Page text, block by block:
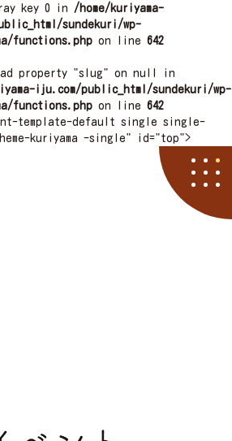
key 0 in /home/kuriyama-
sundekuri/wp-
functions.php on line 642
property "slug" on null in
iju.com/public_html/sundekuri/wp-
functions.php on line 642
template-default single single-
kuriyama -single" id="top">